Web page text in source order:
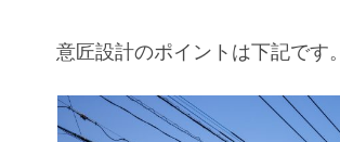
意匠設計のポイントは下記です。